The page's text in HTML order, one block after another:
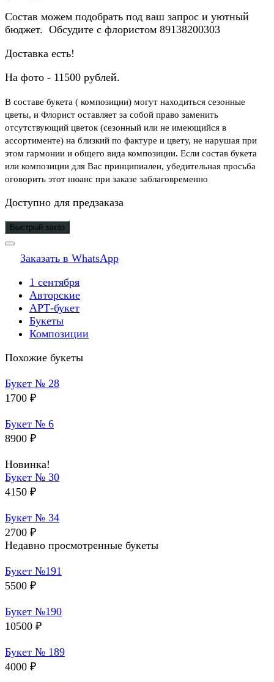
Состав можем подобрать под ваш запрос и уютный
бюджет. Обсудите с флористом 89138200303
Доставка есть!
На фото - 11500 рублей.
В составе букета ( композиции) могут находиться сезонные
цветы, и Флорист оставляет за собой право заменить
отсутствующий цветок (сезонный или не имеющийся в
ассортименте) на близкий по фактуре и цвету, не нарушая при
этом гармонии и общего вида композиции. Если состав букета
или композиции для Вас принципиален, убедительная просьба
оговорить этот нюанс при заказе заблаговременно
Доступно для предзаказа
Быстрый заказ
Заказать в WhatsApp
1 сентября
Авторские
АРТ-букет
Букеты
Композиции
Похожие букеты
Букет № 28
1700 ₽
Букет № 6
8900 ₽
Новинка!
Букет № 30
4150 ₽
Букет № 34
2700 ₽
Недавно просмотренные букеты
Букет №191
5500 ₽
Букет №190
10500 ₽
Букет № 189
4000 ₽